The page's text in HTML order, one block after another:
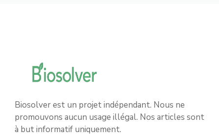
Biosolver est un projet indépendant. Nous ne
promouvons aucun usage illégal. Nos articles sont
à but informatif uniquement.